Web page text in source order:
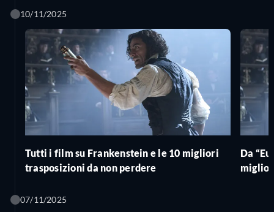
10/11/2025
Tutti i film su Frankenstein e le 10 migliori
trasposizioni da non perdere
Da
07/11/2025